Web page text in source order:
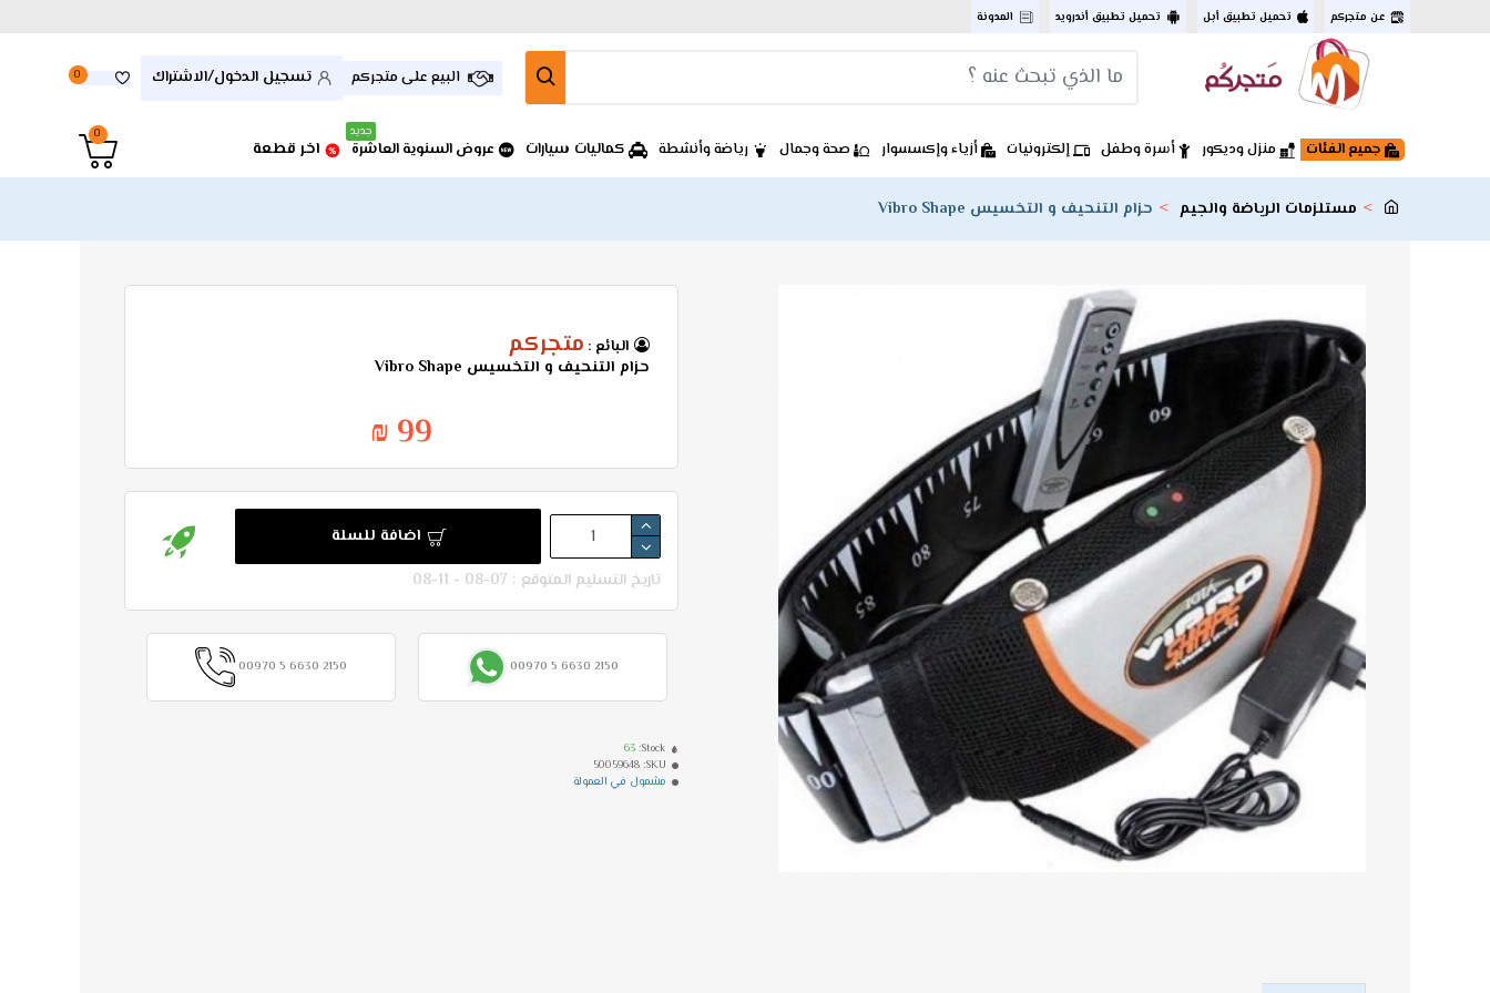
عن متجركم تحميل تطبيق أبل تحميل تطبيق أندرويد المدونة
تسجيل الدخول/الاشتراك 0 البيع على متجركم
جميع الفئات منزل وديكور أسرة وطفل إلكترونيات أزياء وإكسسوار صحة وجمال رياضة وأنشطة كماليات سيارات عروض السنوية العاشرة
جديد
اخر قطعة
0
مستلزمات الرياضة والجيم حزام التنحيف و التخسيس Vibro Shape
البائع : متجركم
حزام التنحيف و التخسيس Vibro Shape
99 ₪
Stock:
63
SKU:
50059648
مشمول في العمولة
اضافة للسلة
تاريخ التسليم المتوقع : 07-08 - 11-08
00970 5 6630 2150
00970 5 6630 2150